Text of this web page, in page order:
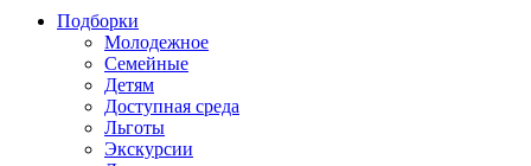
Подборки
Молодежное
Семейные
Детям
Доступная среда
Льготы
Экскурсии